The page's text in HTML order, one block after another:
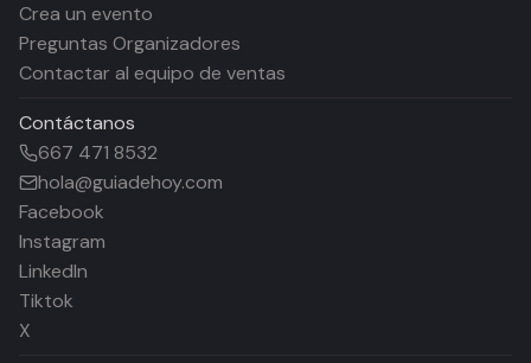
Crea un evento
Preguntas Organizadores
Contactar al equipo de ventas
Contáctanos
667 471 8532
hola@guiadehoy.com
Facebook
Instagram
LinkedIn
Tiktok
X